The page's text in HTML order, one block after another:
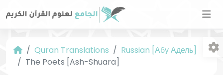
Quran Translations
Russian [Абу Адель]
The Poets [Ash-Shuara]